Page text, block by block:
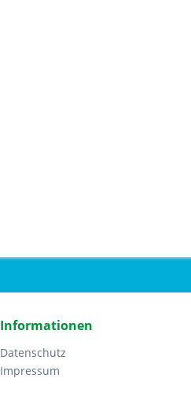
Informationen
Datenschutz
Impressum